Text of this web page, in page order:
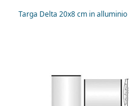
Targa Delta 20x8 cm in